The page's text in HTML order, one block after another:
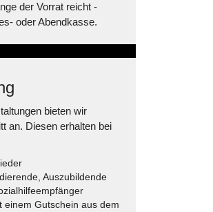
der Vorrat reicht -
oder Abendkasse.
bieten wir
an. Diesen erhalten bei
Auszubildende
einem Gutschein aus dem